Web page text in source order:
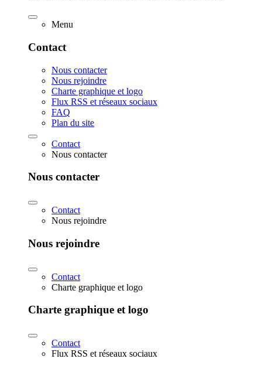
Menu
Contact
Nous contacter
Nous rejoindre
Charte graphique et logo
Flux RSS et réseaux sociaux
FAQ
Plan du site
Contact
Nous contacter
Nous contacter
Contact
Nous rejoindre
Nous rejoindre
Contact
Charte graphique et logo
Charte graphique et logo
Contact
Flux RSS et réseaux sociaux